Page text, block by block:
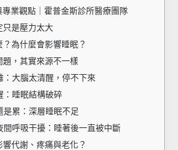
專業觀點｜霍普金斯診所醫療團隊
只是壓力太大
？為什麼會影響睡眠？
題，其實來源不一樣
：大腦太清醒，停不下來
：睡眠結構破碎
是累：深層睡眠不足
間呼吸干擾：睡著後一直被中斷
代謝、疼痛與老化？